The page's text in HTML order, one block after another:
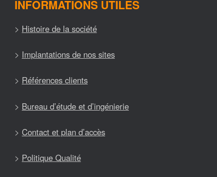
INFORMATIONS UTILES
> Histoire de la société
> Implantations de nos sites
> Références clients
> Bureau d’étude et d’ingénierie
> Contact et plan d’accès
> Politique Qualité